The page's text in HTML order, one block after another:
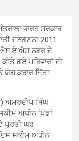
ਭਾਰਤ ਸਰਕਾਰ
ਜਨਗਣਨਾ-2011
ਐਸ.ਏ.ਐਸ ਨਗਰ ਦੇ
ਗਏ ਪਰਿਵਾਰਾਂ ਦੀ
ਯੋਗ ਕਰਾਰ ਦਿੱਤਾ
ਅਮਰਦੀਪ ਸਿੰਘ
ਅਧੀਨ ਪਿੰਡਾਂ
ਪ੍ਰਤੀ ਘਰ
ਇਸ ਸਕੀਮ ਅਧੀਨ